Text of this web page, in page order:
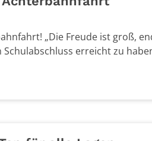
„Die Freude ist groß,
erreicht zu